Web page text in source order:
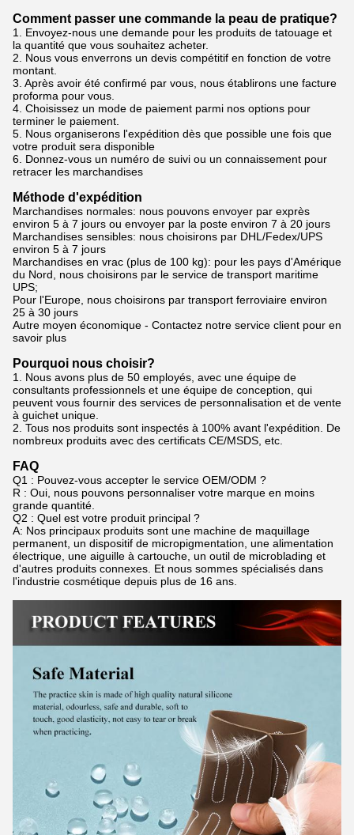
Comment passer une commande la peau de pratique?
1. Envoyez-nous une demande pour les produits de tatouage et
la quantité que vous souhaitez acheter.
2. Nous vous enverrons un devis compétitif en fonction de votre
montant.
3. Après avoir été confirmé par vous, nous établirons une facture
proforma pour vous.
4. Choisissez un mode de paiement parmi nos options pour
terminer le paiement.
5. Nous organiserons l'expédition dès que possible une fois que
votre produit sera disponible
6. Donnez-vous un numéro de suivi ou un connaissement pour
retracer les marchandises
Méthode d'expédition
Marchandises normales: nous pouvons envoyer par exprès
environ 5 à 7 jours ou envoyer par la poste environ 7 à 20 jours
Marchandises sensibles: nous choisirons par DHL/Fedex/UPS
environ 5 à 7 jours
Marchandises en vrac (plus de 100 kg): pour les pays d'Amérique
du Nord, nous choisirons par le service de transport maritime
UPS;
Pour l'Europe, nous choisirons par transport ferroviaire environ
25 à 30 jours
Autre moyen économique - Contactez notre service client pour en
savoir plus
Pourquoi nous choisir?
1. Nous avons plus de 50 employés, avec une équipe de
consultants professionnels et une équipe de conception, qui
peuvent vous fournir des services de personnalisation et de vente
à guichet unique.
2. Tous nos produits sont inspectés à 100% avant l'expédition. De
nombreux produits avec des certificats CE/MSDS, etc.
FAQ
Q1 : Pouvez-vous accepter le service OEM/ODM ?
R : Oui, nous pouvons personnaliser votre marque en moins
grande quantité.
Q2 : Quel est votre produit principal ?
A: Nos principaux produits sont une machine de maquillage
permanent, un dispositif de micropigmentation, une alimentation
électrique, une aiguille à cartouche, un outil de microblading et
d'autres produits connexes. Et nous sommes spécialisés dans
l'industrie cosmétique depuis plus de 16 ans.